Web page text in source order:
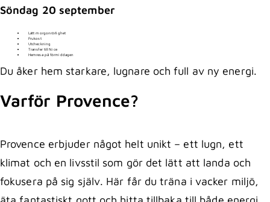
Söndag 20 september
Lätt morgonrörlighet
Frukost
Utcheckning
Transfer till Nice
Hemresa på förmiddagen
Du åker hem starkare, lugnare och full av ny energi.
Varför Provence?
Provence erbjuder något helt unikt – ett lugn, ett
klimat och en livsstil som gör det lätt att landa och
fokusera på sig själv. Här får du träna i vacker miljö,